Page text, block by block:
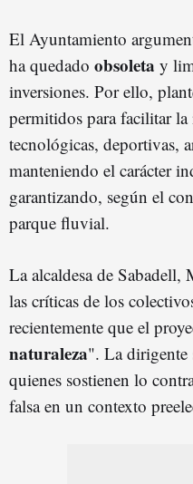
El Ayuntamiento
ha quedado obsoleta y
inversiones. Por ello,
permitidos para facilitar
tecnológicas, deportivas,
manteniendo el carácter
garantizando, según el
parque fluvial.
La alcaldesa de Sabadell,
las críticas de los
recientemente que el
naturaleza". La dirigente
quienes sostienen lo
falsa en un contexto